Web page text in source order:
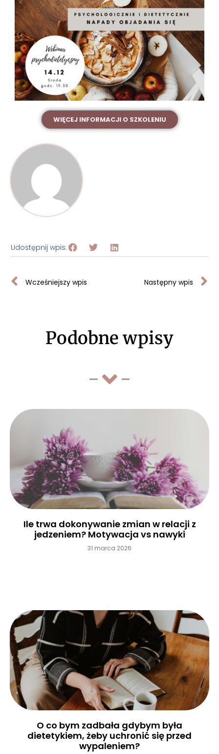
WIĘCEJ INFORMACJI O SZKOLENIU
Udostępnij wpis:
Wcześniejszy wpis Następny wpis
Podobne wpisy
Ile trwa dokonywanie zmian w relacji z
jedzeniem? Motywacja vs nawyki
31 marca 2026
O co bym zadbała gdybym była
dietetykiem, żeby uchronić się przed
wypaleniem?